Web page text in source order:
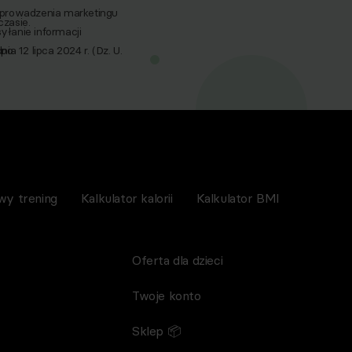
marketingu
informacji
12 lipca 2024 r. (Dz. U.
trening Kalkulator kalorii Kalkulator BMI
Oferta dla dzieci
Twoje konto
Sklep 📦